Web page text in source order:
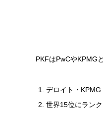
PKFはPwCやKPMG
デロイト・
世界15位にラン